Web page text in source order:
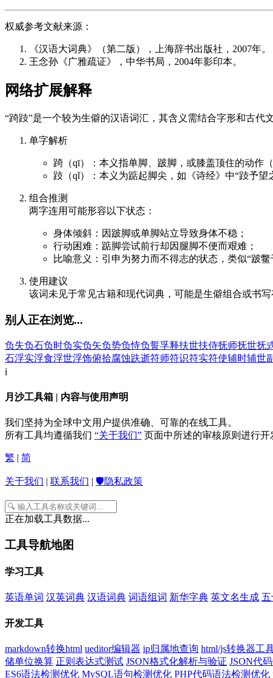
权威参考文献来源：
《汉语大词典》（第二版），上海辞书出版社，2007年。
王念孙《广雅疏证》，中华书局，2004年影印本。
网络扩展解释
“踦跂”是一个较为生僻的汉语词汇，其含义需结合字形和古代
单字解析
踦（qī）：本义指单脚、跛脚，或膝盖顶住的动作
跂（qǐ）：本义为踮起脚尖，如《诗经》中“跂予望
组合推测
两字连用可能形容以下状态：
身体倾斜：因跛脚或单脚站立导致身体不稳；
行动困难：踮脚尝试前行却因腿脚不便而艰难；
比喻意义：引申为努力而不得志的状态，类似“跛鳖
使用建议
该词未见于常见古籍和现代词典，可能是生僻组合或书
别人正在浏览...
负失负石负时负实负矢负势负恃负誓孚释扶世扶侍抚师抚世抚
石浮实浮食浮世浮饰俯拾腐蚀趺逝符师符识符实符使辅时辅世
ℹ️
月沙工具箱 | 内容与使用声明
我们坚持为全球中文用户提供准确、可靠的在线工具。
所有工具均遵循我们 “关于我们” 页面中所述的审核原则进行开
繁 | 简
关于我们 | 联系我们 | 🛡️隐私政策
正在加载工具数据...
工具导航地图
学习工具
英语单词 汉英词典 汉语词典 词语组词 新华字典 英文名生成
开发工具
markdown转换html ueditor编辑器 ip归属地查询 html/js转换器工
储单位换算 正则表达式测试 JSON格式化解析与验证 JSON代
ES6语法检测优化 MySQL语句检测优化 PHP代码语法检测优化